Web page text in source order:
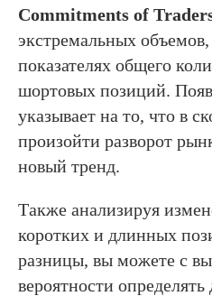
Commitments of
экстремальных
показателях общего
шортовых позиций.
указывает на то, что в
произойти разворот
новый тренд.
Также анализируя
коротких и длинных
разницы, вы можете с
вероятности